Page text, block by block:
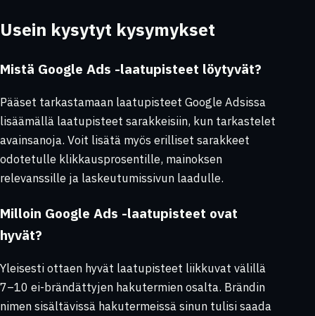
Usein kysytyt kysymykset
Mistä Google Ads -laatupisteet löytyvät?
Pääset tarkastamaan laatupisteet Google Adsissa
lisäämällä laatupisteet sarakkeisiin, kun tarkastelet
avainsanoja. Voit lisätä myös erilliset sarakkeet
odotetulle klikkausprosentille, mainoksen
relevanssille ja laskeutumissivun laadulle.
Milloin Google Ads -laatupisteet ovat
hyvät?
Yleisesti ottaen hyvät laatupisteet liikkuvat välillä
7–10 ei-brändättyjen hakutermien osalta. Brändin
nimen sisältävissä hakutermeissä sinun tulisi saada